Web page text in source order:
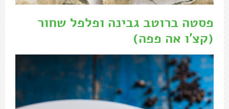
פסטה ברוטב גבינה ופלפל שחור
(קצ'ו אה פפה)